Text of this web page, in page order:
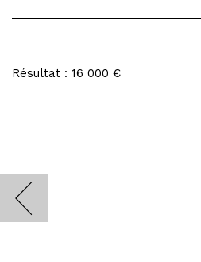
Résultat : 16 000 €